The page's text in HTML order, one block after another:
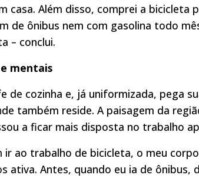
casa. Além disso, comprei a bicicleta
de ônibus nem com gasolina todo
– conclui.
mentais
de cozinha e, já uniformizada, pega
também reside. A paisagem da
a ficar mais disposta no trabalho
ir ao trabalho de bicicleta, o meu
ativa. Antes, quando eu ia de ônibus,